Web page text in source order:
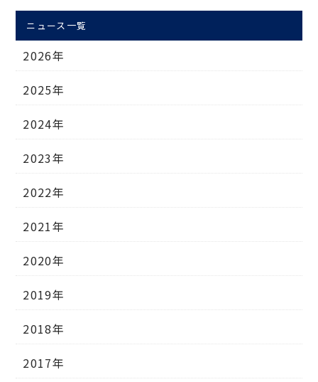
ニュース一覧
2026年
2025年
2024年
2023年
2022年
2021年
2020年
2019年
2018年
2017年